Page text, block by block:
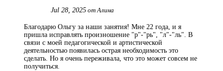
Jul 28, 2025 от Алина
Благодарю Ольгу за наши занятия! Мне 22 года, и я
пришла исправлять произношение "р"-"рь", "л"-"ль". В
связи с моей педагогической и артистической
деятельностью появилась острая необходимость это
сделать. Но я очень переживала, что это может совсем не
получиться.